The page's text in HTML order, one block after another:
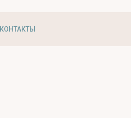
КОНТАКТЫ